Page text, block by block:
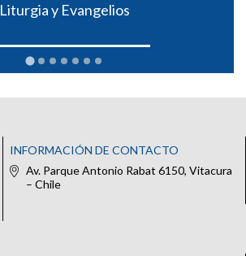
Liturgia y Evangelios
INFORMACIÓN DE CONTACTO
Av. Parque Antonio Rabat 6150, Vitacura
– Chile